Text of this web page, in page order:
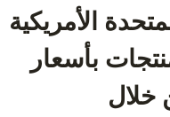
الأمريكية
بأسعار
خلال